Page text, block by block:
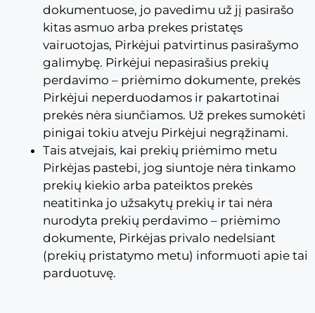
dokumentuose, jo pavedimu už jį pasirašo
kitas asmuo arba prekes pristatęs
vairuotojas, Pirkėjui patvirtinus pasirašymo
galimybę. Pirkėjui nepasirašius prekių
perdavimo – priėmimo dokumente, prekės
Pirkėjui neperduodamos ir pakartotinai
prekės nėra siunčiamos. Už prekes sumokėti
pinigai tokiu atveju Pirkėjui negrąžinami.
Tais atvejais, kai prekių priėmimo metu
Pirkėjas pastebi, jog siuntoje nėra tinkamo
prekių kiekio arba pateiktos prekės
neatitinka jo užsakytų prekių ir tai nėra
nurodyta prekių perdavimo – priėmimo
dokumente, Pirkėjas privalo nedelsiant
(prekių pristatymo metu) informuoti apie tai
parduotuvę.